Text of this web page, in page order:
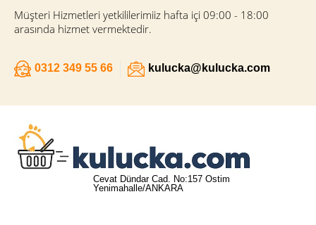
Müşteri Hizmetleri yetkililerimiiz hafta içi 09:00 - 18:00
arasında hizmet vermektedir.
0312 349 55 66 kulucka@kulucka.com
Cevat Dündar Cad. No:157 Ostim
Yenimahalle/ANKARA